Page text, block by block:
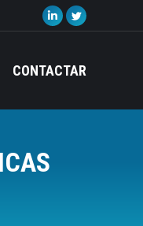
Linkedin
opens
new
Twitter
opens
new
CONTACTAR